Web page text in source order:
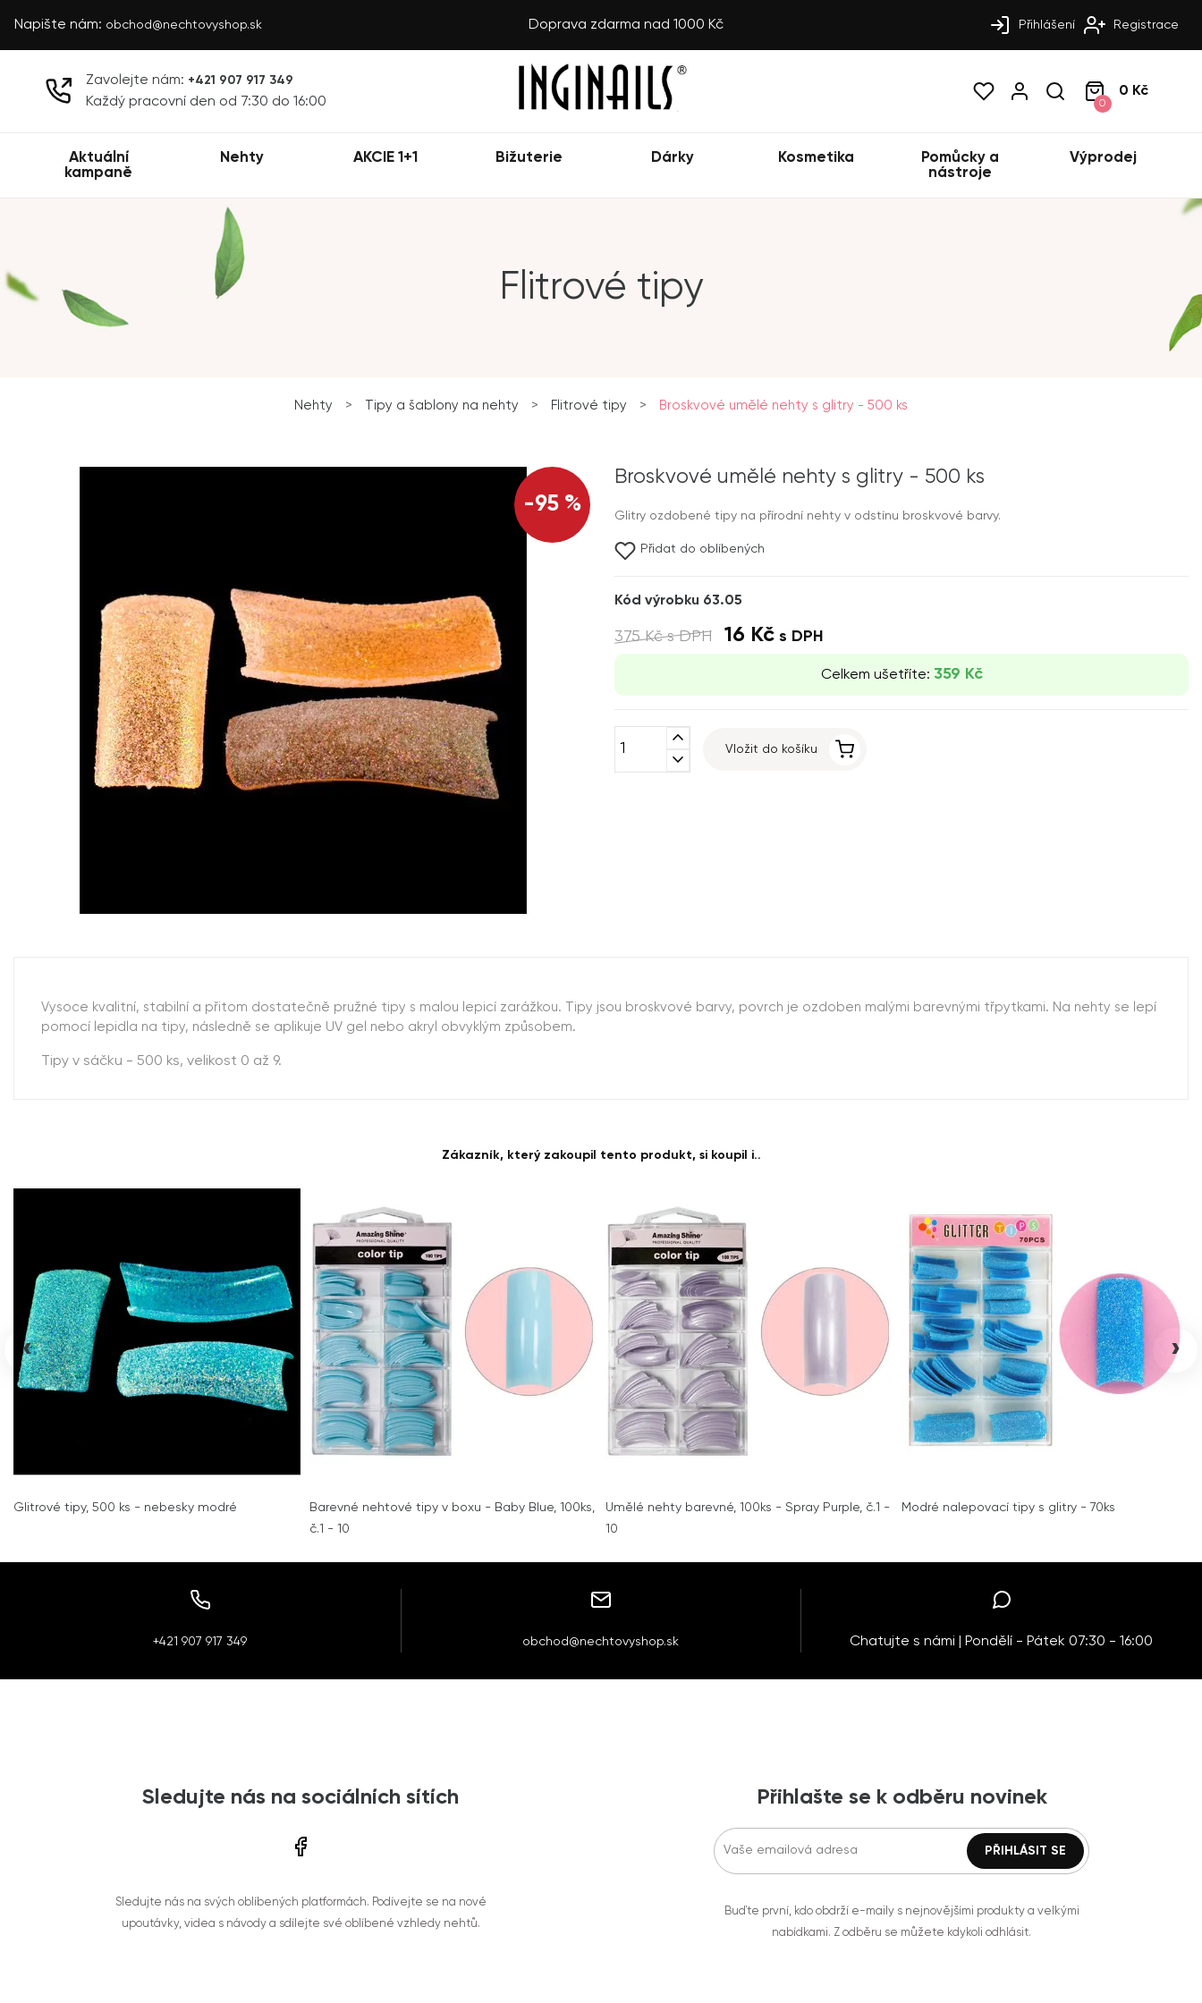
Napište nám: obchod@nechtovyshop.sk Doprava zdarma nad 1000 Kč Přihlášení Registrace
Zavolejte nám: +421 907 917 349
Každý pracovní den od 7:30 do 16:00 0
0 Kč
Aktuální
kampaně
Nehty AKCIE 1+1 Bižuterie Dárky Kosmetika
Pomůcky a
nástroje
Výprodej
Flitrové tipy
Nehty > Tipy a šablony na nehty > Flitrové tipy > Broskvové umělé nehty s glitry - 500 ks
-95 %
Broskvové umělé nehty s glitry - 500 ks
Glitry ozdobené tipy na přírodní nehty v odstínu broskvové barvy.
Přidat do oblíbených
Kód výrobku 63.05
375 Kčs DPH 16 Kč s DPH
Celkem ušetříte: 359 Kč
expand_less
expand_more
Vložit do košíku
Vysoce kvalitní, stabilní a přitom dostatečně pružné tipy s malou lepicí zarážkou. Tipy jsou broskvové barvy, povrch je ozdoben malými barevnými třpytkami. Na nehty se lepí
pomocí lepidla na tipy, následně se aplikuje UV gel nebo akryl obvyklým způsobem.
Tipy v sáčku - 500 ks, velikost 0 až 9.
Zákazník, který zakoupil tento produkt, si koupil i..
Glitrové tipy, 500 ks - nebesky modré
Barevné nehtové tipy v boxu - Baby Blue, 100ks,
č.1 - 10
Umělé nehty barevné, 100ks - Spray Purple, č.1 -
10
Modré nalepovací tipy s glitry - 70ks
‹ ›
+421 907 917 349 obchod@nechtovyshop.sk Chatujte s námi | Pondělí - Pátek 07:30 - 16:00
Sledujte nás na sociálních sítích
Sledujte nás na svých oblíbených platformách. Podívejte se na nové
upoutávky, videa s návody a sdílejte své oblíbené vzhledy nehtů.
Přihlašte se k odběru novinek
Buďte první, kdo obdrží e-maily s nejnovějšími produkty a velkými
nabídkami. Z odběru se můžete kdykoli odhlásit.